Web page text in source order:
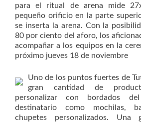
para el ritual de arena mide
pequeño orificio en la parte
se inserta la arena. Con la
80 por ciento del aforo, los
acompañar a los equipos en la
próximo jueves 18 de noviembre
Uno de los puntos fuertes de
gran cantidad de
personalizar con bordados
destinatario como mochilas,
chupetes personalizados. Una